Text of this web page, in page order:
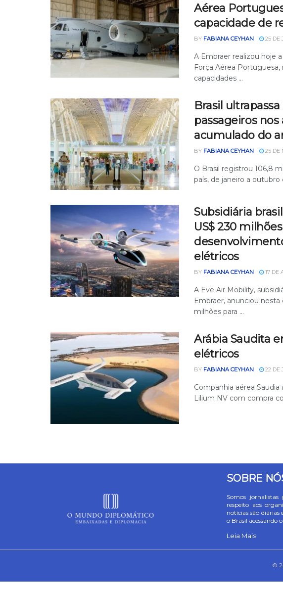
Aérea
capacidade de
BY FABIANA CEYHAN 25 DE
A Embraer realizou hoje
Força Aérea
capacidades ...
Brasil
passageiros
acumulado do
BY FABIANA CEYHAN 25 DE
O Brasil registrou 106,8
país, de janeiro a outubro
Subsidiária
US$ 230
elétricos
BY FABIANA CEYHAN 17 DE
A Eve Air Mobility,
Embraer, anunciou
milhões para ...
Arábia Saudita
elétricos
BY FABIANA CEYHAN 22 DE
Companhia aérea
Lilium NV com compra
SOBRE
Somos
respeito aos
notícias são diárias
o Brasil acessando
Leia Mais
©